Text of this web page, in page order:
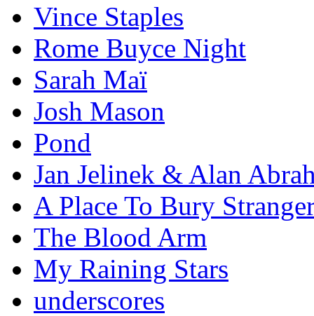
Vince Staples
Rome Buyce Night
Sarah Maï
Josh Mason
Pond
Jan Jelinek & Alan
A Place To Bury
The Blood Arm
My Raining Stars
underscores